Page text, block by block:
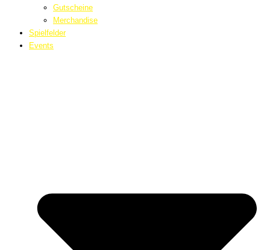
Gutscheine
Merchandise
Spielfelder
Events